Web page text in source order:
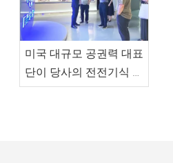
미국 대규모 공권력 대표
단이 당사의 전전기식 주
방설비를 방문하였습니